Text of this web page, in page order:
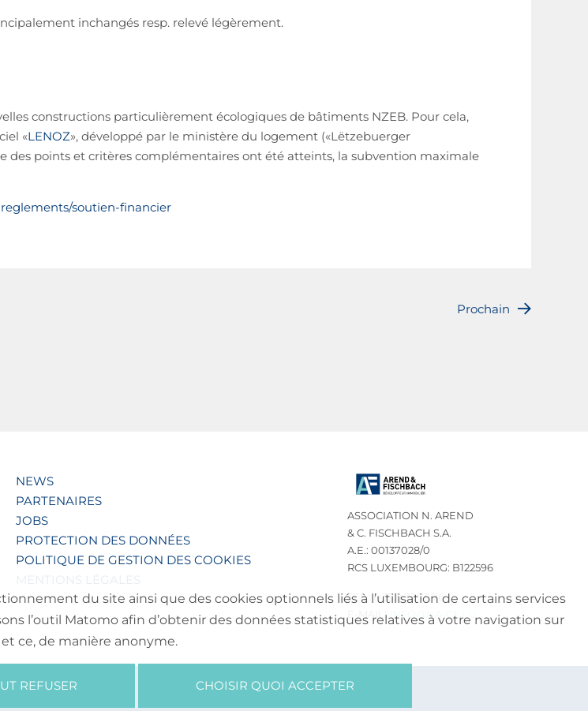
inchangés resp. relevé légèrement.
constructions particulièrement écologiques de bâtiments NZEB. Pour cela,
«LENOZ», développé par le ministère du logement («Lëtzebuerger
points et critères complémentaires ont été atteints, la subvention maximale
soutien-financier
Prochain
NEWS
PARTENAIRES
JOBS
PROTECTION DES DONNÉES
POLITIQUE DE GESTION DES COOKIES
MENTIONS LÉGALES
ASSOCIATION N. AREND
& C. FISCHBACH S.A.
A.E.: 00137028/0
RCS LUXEMBOURG: B122596
TEL.: (+352) 32 75 76
E-MAIL:
INFO@NA-CF.LU
du site ainsi que des cookies optionnels liés à l’utilisation de certains services
l’outil Matomo afin d’obtenir des données statistiques relatives à votre navigation sur
ce, de manière anonyme.
REFUSER CHOISIR QUOI ACCEPTER